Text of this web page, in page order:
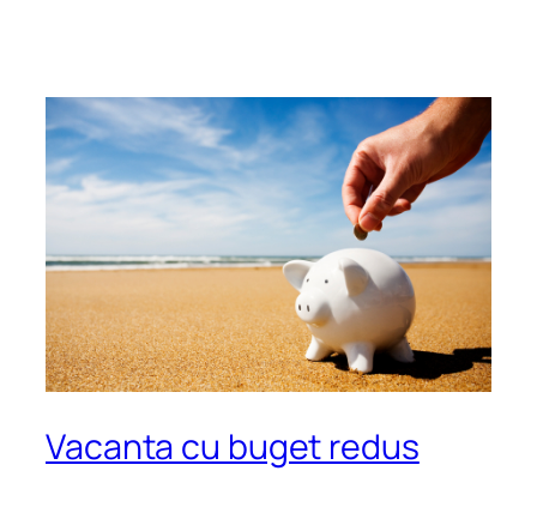
Vacanta cu buget redus